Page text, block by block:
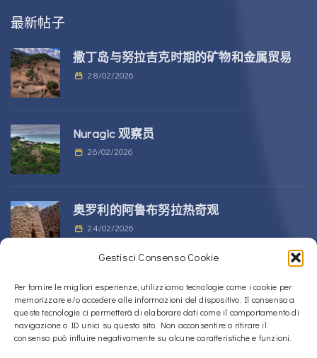
Gestisci Consenso Cookie
Per fornire le migliori esperienze, utilizziamo tecnologie come i cookie per
memorizzare e/o accedere alle informazioni del dispositivo. Il consenso a
queste tecnologie ci permetterà di elaborare dati come il comportamento di
navigazione o ID unici su questo sito. Non acconsentire o ritirare il
consenso può influire negativamente su alcune caratteristiche e funzioni.
最新帖子
撒丁岛与努拉吉克时期的矿物和金属贸易
28/02/2026
Nuragic 观察员
26/02/2026
奥罗利的阿鲁布努拉热奇观
24/02/2026
位于 Alà dei Sardi 的 Sos Nurattolos
Nuragic 建筑群
23/02/2026